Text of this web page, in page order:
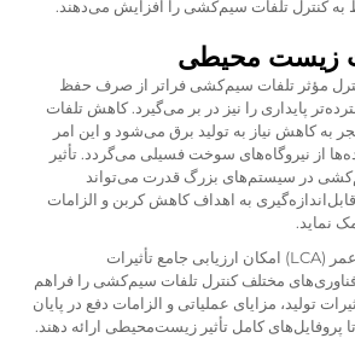
به کنترل تلفات سیم‌کشی را افزایش می‌دهند.
زیست محیطی
مؤثر تلفات سیم‌کشی فراتر از صرف حفظ
پایداری را نیز در بر می‌گیرد. کاهش تلفات
به کاهش نیاز به تولید برق می‌شود و این امر
از نیروگاه‌های سوخت فسیلی می‌گردد. تأثیر
در سیستم‌های بزرگ قدرت می‌تواند
به اهداف کاهش کربن و الزامات
نماید.
روش‌های ارزیابی چرخه عمر (LCA) امکان ارزیابی جامع تأثیرات
مختلف کنترل تلفات سیم‌کشی را فراهم
تولید، مزایای عملیاتی و الزامات دفع در پایان
پروفایل‌های کامل تأثیر زیست‌محیطی ارائه دهند.